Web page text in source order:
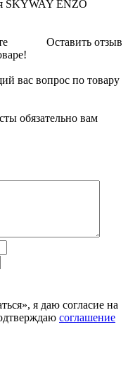
SKYWAY ENZO
Оставить отзыв
вас вопрос по товару
обязательно вам
я даю согласие на
соглашение